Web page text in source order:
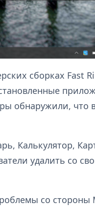
сборках Fast
обнаружили, что
Калькулятор,
удалить со
со стороны